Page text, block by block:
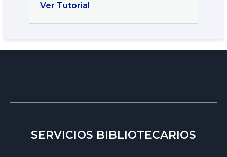
Ver Tutorial
SERVICIOS BIBLIOTECARIOS